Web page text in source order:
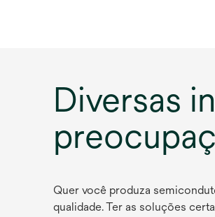
Diversas
Quer você produza
qualidade. Ter as soluções